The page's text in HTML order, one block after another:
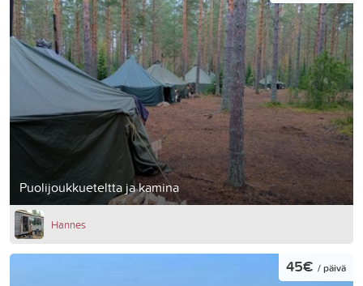
Puolijoukkueteltta ja kamina
Hannes
45€ / päivä